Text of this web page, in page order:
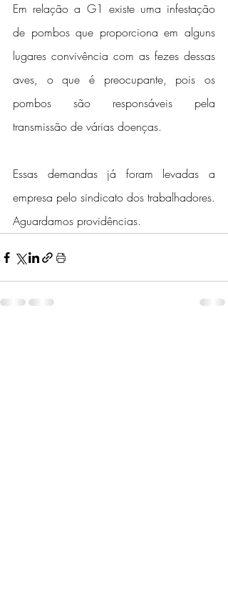
Em relação a G1 existe uma infestação
de pombos que proporciona em alguns
lugares convivência com as fezes dessas
aves, o que é preocupante, pois os
pombos são responsáveis pela
transmissão de várias doenças.
Essas demandas já foram levadas a
empresa pelo sindicato dos trabalhadores.
Aguardamos providências.